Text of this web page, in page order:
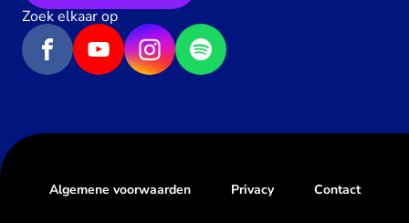
Zoek elkaar op
Algemene voorwaarden Privacy Contact